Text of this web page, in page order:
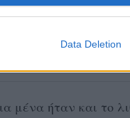
Data Deletion
μένα ήταν και το